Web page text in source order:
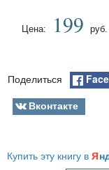
Цена: 199 руб.
Поделиться
Вконтакте
Купить эту книгу в я